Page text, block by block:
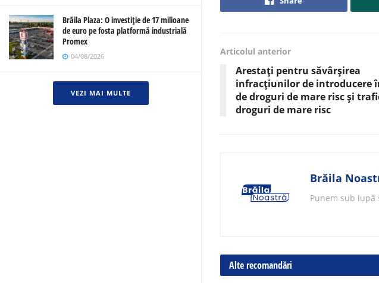
Brăila Plaza: O investiție de 17 milioane
de euro pe fosta platformă industrială
Promex
04/08/2026
VEZI MAI MULTE
Articolul anterior
Arestați pentru săvârșirea
infracțiunilor de introducere
de droguri de mare risc și
droguri de mare risc
Brăila
Punem sub lupă
Alte recomandări